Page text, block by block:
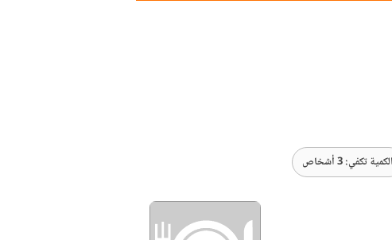
الكمية تكفي: 3 أشخاص